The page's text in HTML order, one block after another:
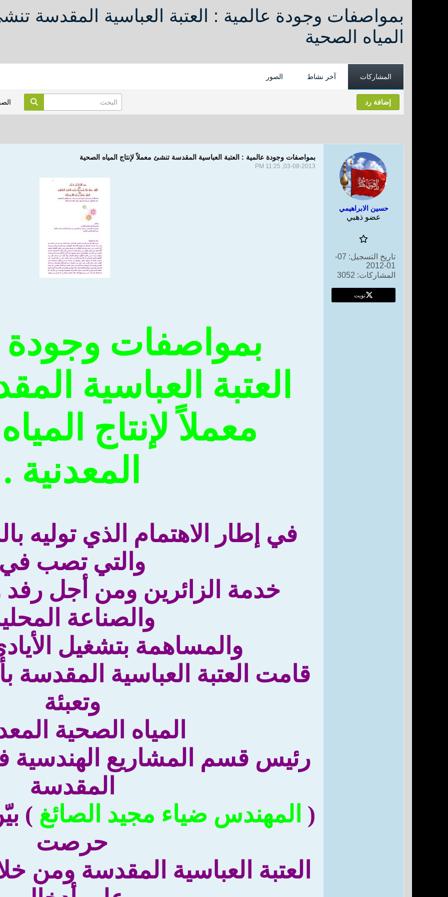
بمواصفات وجودة عالمية : العتبة العباسية المقدسة
المياه الصحية
المشاركات آخر نشاط الصور
إضافة رد
حسين الابراهيمي
عضو ذهبي
تاريخ التسجيل:
07-
01-2012
المشاركات: 3052
تويت
بمواصفات وجودة عالمية : العتبة العباسية المقدسة تنشئ معملاً لإنتاج المياه الصحية
03-08-2013, 11:25 PM
بمواصفات وجودة
العتبة العباسية
معملاً لإنتاج
المعدنية .
في إطار الاهتمام الذي توليه
والتي تصب
خدمة الزائرين ومن أجل رفد
والصناعة
والمساهمة بتشغيل
قامت العتبة العباسية المقدسة
وتعبئة
المياه الصحية
رئيس قسم المشاريع الهندسية
المقدسة
( المهندس ضياء مجيد الصائغ )
حرصت
العتبة العباسية المقدسة ومن